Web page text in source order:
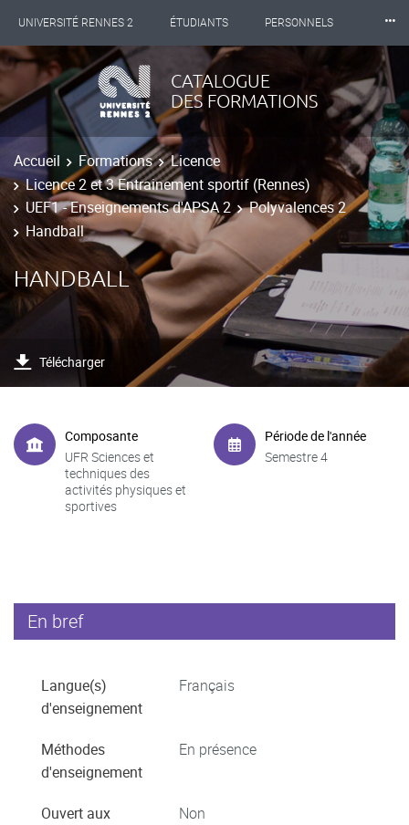
UNIVERSITÉ RENNES 2 ÉTUDIANTS PERSONNELS
INTERNATIONAL PROFESSIONNELS BIBLIOTHÈQUES
LES NOUVELLES DE RENNES 2
⸱⸱⸱
CATALOGUE
DES FORMATIONS
Accueil Formations
Licence
Licence 2 et 3 Entrainement sportif (Rennes)
UEF1 - Enseignements d'APSA 2
Polyvalences 2
Handball
HANDBALL
Télécharger
Composante
UFR Sciences et
techniques des
activités physiques et
sportives
Période de l'année
Semestre 4
En bref
Langue(s)
d'enseignement
Français
Méthodes
d'enseignement
En présence
Ouvert aux
Non